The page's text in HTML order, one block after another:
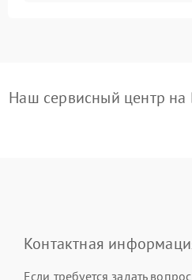
Наш сервисный центр
Контактная
Если требуется задать